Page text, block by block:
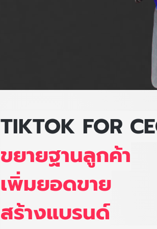
TIKTOK FOR
ขยายฐานลูกค้า
เพิ่มยอดขาย
สร้างแบรนด์